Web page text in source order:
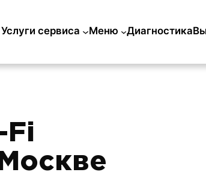
Услуги сервиса Меню Диагностика
Fi